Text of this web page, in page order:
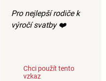
Pro nejlepší rodiče k
výročí svatby ❤️
Chci použít tento
vzkaz